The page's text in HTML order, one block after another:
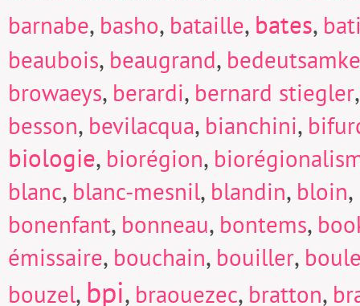
barnabe, basho, bataille, bates,
beaubois, beaugrand,
browaeys, berardi, bernard stiegler
besson, bevilacqua, bianchini,
biologie, biorégion,
blanc, blanc-mesnil, blandin, bloin,
bonenfant, bonneau, bontems,
émissaire, bouchain, bouiller,
bouzel, bpi, braouezec, bratton,